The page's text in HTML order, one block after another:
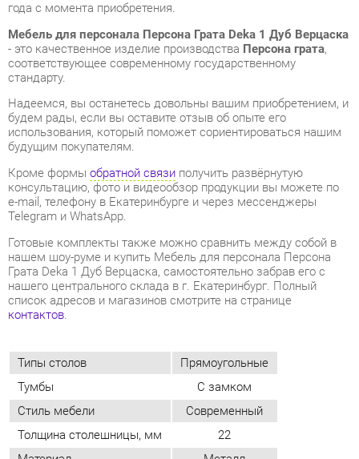
Надеемся, вы останетесь довольны вашим приобретением, и
будем рады, если вы оставите отзыв об опыте его
использования, который поможет сориентироваться нашим
будущим покупателям.
Кроме формы
консультацию, фото и видеообзор продукции вы можете по
e-mail, телефону в Екатеринбурге и через мессенджеры
Telegram и WhatsApp.
Готовые комплекты также можно сравнить между собой в
Грата Deka 1 Дуб Верцаска, самостоятельно забрав его с
нашего центрального склада в г. Екатеринбург. Полный
список адресов и магазинов смотрите на странице
контактов.
Типы столов
Прямоугольные
Тумбы
С замком
Стиль мебели
Материал
Металл
Цвет
Дуб верцаска
ОТЗЫВЫ
Пока нет отзывов, поделитесь первым своим мнением.